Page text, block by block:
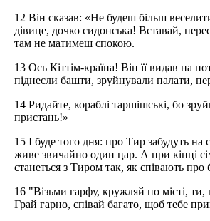
12 Він сказав: «Не будеш більш
дівице, дочко сидонська! Вставай,
там не матимеш спокою.
13 Ось Кіттім-країна! Він її видав на
піднесли башти, зруйнували палати,
14 Ридайте, кораблі таршішські, бо
пристань!»
15 І буде того дня: про Тир забудуть на
живе звичайно один цар. А при кінці
станеться з Тиром так, як співають
16 "Візьми гарфу, кружляй по місті,
Грай гарно, співай багато, щоб тебе